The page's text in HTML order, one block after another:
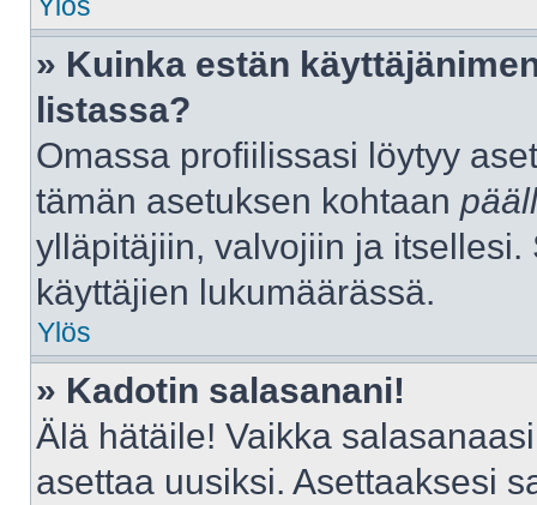
» Kuinka estän
listassa?
Omassa profiilissasi löytyy
tämän asetuksen kohtaan
ylläpitäjiin, valvojiin ja
käyttäjien lukumäärässä.
Ylös
» Kadotin salasanani!
Älä hätäile! Vaikka
asettaa uusiksi. Asettaaksesi